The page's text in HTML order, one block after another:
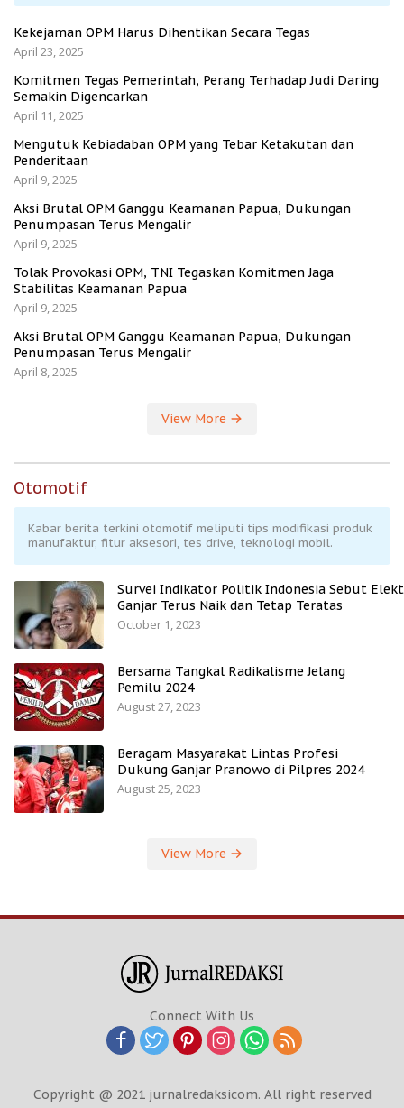
Kekejaman OPM Harus Dihentikan Secara Tegas
April 23, 2025
Komitmen Tegas Pemerintah, Perang Terhadap Judi Daring
Semakin Digencarkan
April 11, 2025
Mengutuk Kebiadaban OPM yang Tebar Ketakutan dan
Penderitaan
April 9, 2025
Aksi Brutal OPM Ganggu Keamanan Papua, Dukungan
Penumpasan Terus Mengalir
April 9, 2025
Tolak Provokasi OPM, TNI Tegaskan Komitmen Jaga
Stabilitas Keamanan Papua
April 9, 2025
Aksi Brutal OPM Ganggu Keamanan Papua, Dukungan
Penumpasan Terus Mengalir
April 8, 2025
View More
Otomotif
Kabar berita terkini otomotif meliputi tips modifikasi produk
manufaktur, fitur aksesori, tes drive, teknologi mobil.
Survei Indikator Politik Indonesia Sebut
Ganjar Terus Naik dan Tetap Teratas
October 1, 2023
Bersama Tangkal Radikalisme Jelang
Pemilu 2024
August 27, 2023
Beragam Masyarakat Lintas Profesi
Dukung Ganjar Pranowo di Pilpres 2024
August 25, 2023
View More
Connect With Us
Copyright @ 2021 jurnalredaksicom. All right reserved